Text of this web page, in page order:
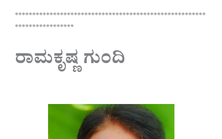
*******************************************************
*****************
ರಾಮಕೃಷ್ಣ ಗುಂದಿ